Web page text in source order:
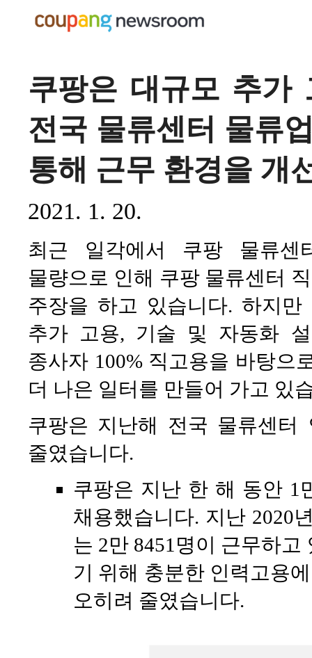
쿠팡은 대규모 추가
전국 물류센터 물류
통해 근무 환경을 개
2021. 1. 20.
최근 일각에서 쿠팡 물류센
물량으로 인해 쿠팡 물류센터
주장을 하고 있습니다. 하지
추가 고용, 기술 및 자동화
종사자 100% 직고용을 바탕으
더 나은 일터를 만들어 가고 있
쿠팡은 지난해 전국 물류센터
줄였습니다.
쿠팡은 지난 한 해 동안 1
채용했습니다. 지난 2020
는 2만 8451명이 근무하
기 위해 충분한 인력고용
오히려 줄였습니다.